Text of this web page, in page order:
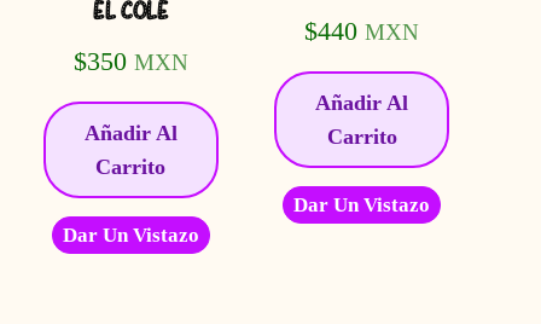
EL COLE
$350 MXN
Añadir Al
Carrito
Dar Un Vistazo
$440 MXN
Añadir Al
Carrito
Dar Un Vistazo